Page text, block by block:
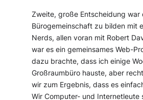
Zweite, große Entscheidung war
Bürogemeinschaft zu bilden mit
Nerds, allen voran mit Robert
war es ein gemeinsames Web-
dazu brachte, dass ich einige
Großraumbüro hauste, aber
wir zum Ergebnis, dass es
Wir Computer- und Internetleute